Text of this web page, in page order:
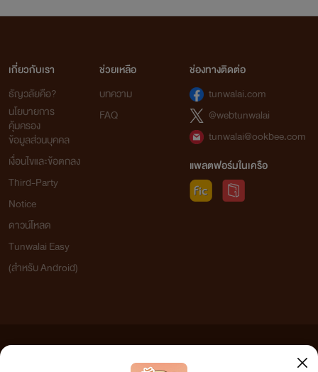
เกี่ยวกับเรา
ธัญวลัยคือ?
นโยบายการ
คุ้มครอง
ข้อมูลส่วนบุคคล
เงื่อนไขและข้อตกลง
Third-Party
Notice
ดาวน์โหลด
Tunwalai Easy
(สำหรับ Android)
ช่วยเหลือ
บทความ
FAQ
ช่องทางติดต่อ
tunwalai.com
@webtunwalai
tunwalai@ookbee.com
แพลตฟอร์มในเครือ
เว็บไซต์แห่งนี้ไม่ได้เห็นด้วยและไม่ขอรับผิดชอบต่อข้อความใดๆ ทั้งสิ้น ดังนั้นผู้อ่านทุกท่านโปรดใช้